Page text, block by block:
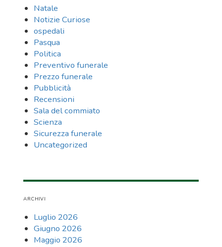
Natale
Notizie Curiose
ospedali
Pasqua
Politica
Preventivo funerale
Prezzo funerale
Pubblicità
Recensioni
Sala del commiato
Scienza
Sicurezza funerale
Uncategorized
ARCHIVI
Luglio 2026
Giugno 2026
Maggio 2026